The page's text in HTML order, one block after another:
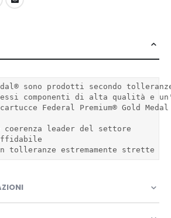
sono prodotti secondo
componenti di alta qualità e
Federal Premium® Gold
coerenza leader del settore
tolleranze estremamente strette